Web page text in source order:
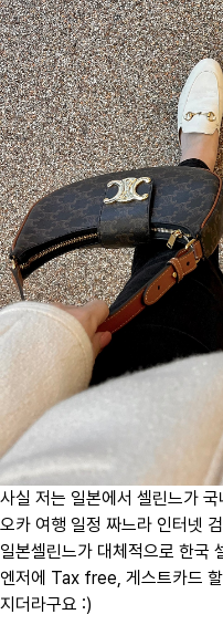
사실 저는 일본에서 셀린느가
오카 여행 일정 짜느라 인터넷
일본셀린느가 대체적으로 한국
엔저에 Tax free, 게스트카드
지더라구요 :)